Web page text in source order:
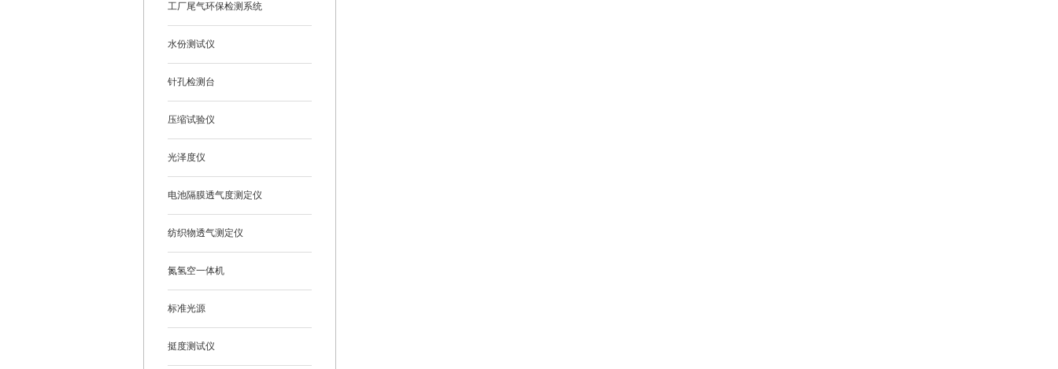
工厂尾气环保检测系统
水份测试仪
针孔检测台
压缩试验仪
光泽度仪
电池隔膜透气度测定仪
纺织物透气测定仪
氮氢空一体机
标准光源
挺度测试仪